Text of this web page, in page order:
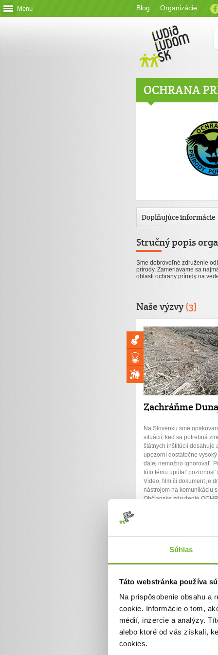
Súhlas
Táto webstránka používa
Na prispôsobenie obsahu a
cookie. Informácie o tom,
médií, inzercie a analýzy.
alebo ktoré od vás získali,
cookies.
Menu Blog Organizácie
OCHRANA
Doplňujúce informácie
Stručný popis
Sme dobrovoľné združenie
prírody. Zameriavame sa
oblasti ochrany prírody na
Naše výzvy(3)
Zachráňme
Na Slovenku sme
situácií, keď sa potrebná
štátnych inštitúcií dosahuje
upozorní dostatočne
ďalej nemožno ignorovať.
túto tému upútať pozornosť
Video, film či dokument je
nástrojom na komunikáciu
Občianske združenie